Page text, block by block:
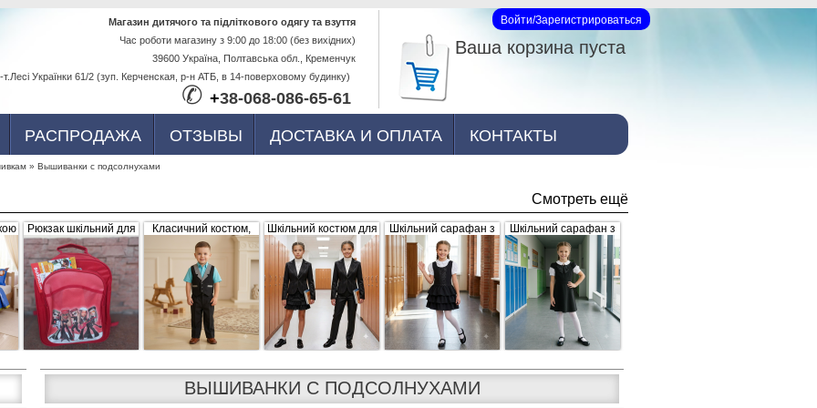
Перейти к
основному
содержанию
РАСПРОДАЖА ОТЗЫВЫ ДОСТАВКА И ОПЛАТА КОНТАКТЫ
Вход на сайт
Войти/Зарегистрироваться
Ваша корзина пуста
Магазин дитячого та підліткового одягу та взуття
Час роботи магазину з 9:00 до 18:00 (без вихідних)
39600 Україна, Полтавська обл., Кременчук
т.Лесі Українки 61/2 (зуп. Керченская, р-н АТБ, в 14-поверховому будинку)
✆ +38-068-086-65-61
» Вышиванки с подсолнухами
Смотреть ещё
Рюкзак шкільний для
дівчинки "Братс",
червоний, плащівка
056656
Класичний костюм,
чорний з сіро-білими
вставками (жилетка +
штани)
Шкільний костюм для
дівчинки, трійка
Шкільний сарафан з
рюшами, чорний
Шкільний сарафан з
брошкою, чорний
ВЫШИВАНКИ С ПОДСОЛНУХАМИ